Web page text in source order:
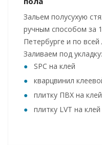
Зальем полусухую
ручным способом за
Петербурге и по
Заливаем под укладку:
SPC на клей
кварцвинил
плитку ПВХ на клей
плитку LVT на клей